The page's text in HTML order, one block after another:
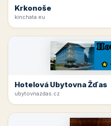
Krkonoše
kinchata.eu
Hotelová Ubytovna Žďas
ubytovnazdas.cz